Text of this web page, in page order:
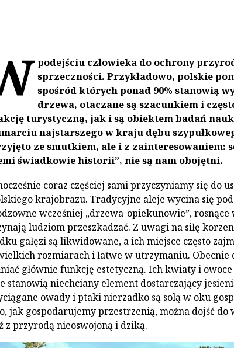
podejściu człowieka do ochrony
sprzeczności. Przykładowo, polskie
spośród których ponad 90% stanowią
drzewa, otaczane są szacunkiem i
turystyczną, jak i są obiektem badań
najstarszego w kraju dębu
ze smutkiem, ale i z zainteresowaniem:
świadkowie historii”, nie są nam obojętni.
coraz częściej sami przyczyniamy się do
krajobrazu. Tradycyjne aleje wycina się
wcześniej „drzewa-opiekunowie”,
ludziom przeszkadzać. Z uwagi na siłę
gałęzi są likwidowane, a ich miejsce często
rozmiarach i łatwe w utrzymaniu. Obecnie
głównie funkcję estetyczną. Ich kwiaty i
stanowią niechciany element dostarczający
owady i ptaki nierzadko są solą w oku
jak gospodarujemy przestrzenią, można dojść do
z przyrodą nieoswojoną i dziką.